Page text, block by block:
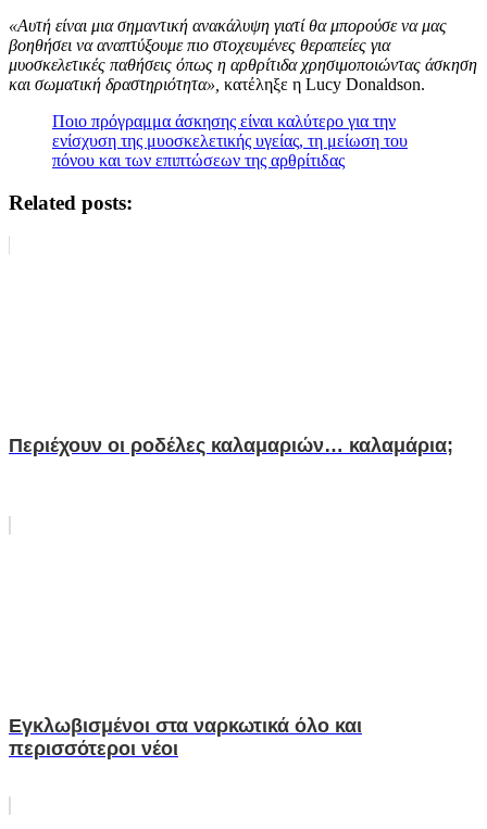
«Αυτή είναι μια σημαντική ανακάλυψη γιατί θα μπορούσε να μας
βοηθήσει να αναπτύξουμε πιο στοχευμένες θεραπείες για
μυοσκελετικές παθήσεις όπως η αρθρίτιδα χρησιμοποιώντας άσκηση
και σωματική δραστηριότητα», κατέληξε η Lucy Donaldson.
Ποιο πρόγραμμα άσκησης είναι καλύτερο για την
ενίσχυση της μυοσκελετικής υγείας, τη μείωση του
πόνου και των επιπτώσεων της αρθρίτιδας
Related posts:
Περιέχουν οι ροδέλες καλαμαριών… καλαμάρια;
Εγκλωβισμένοι στα ναρκωτικά όλο και
περισσότεροι νέοι